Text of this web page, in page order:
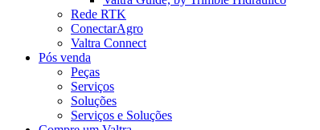
Rede RTK
ConectarAgro
Valtra Connect
Pós venda
Peças
Serviços
Soluções
Serviços e Soluções